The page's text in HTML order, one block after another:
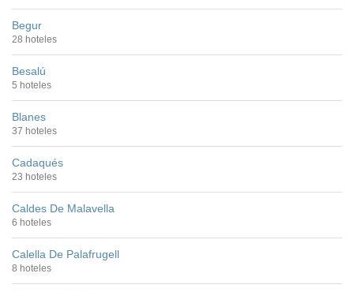
Begur
28 hoteles
Besalú
5 hoteles
Blanes
37 hoteles
Cadaqués
23 hoteles
Caldes De Malavella
6 hoteles
Calella De Palafrugell
8 hoteles